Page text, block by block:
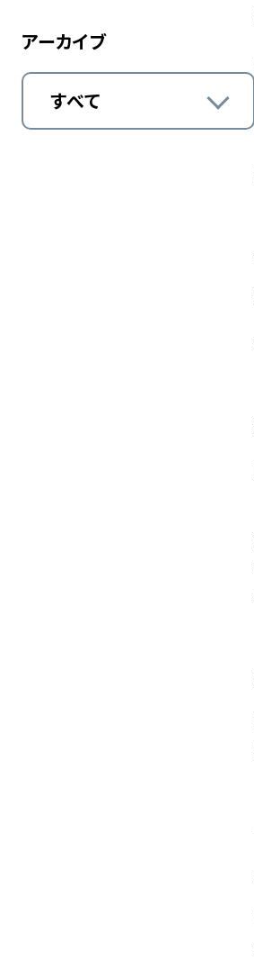
アーカイブ
すべて